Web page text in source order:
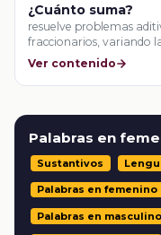
¿Cuánto suma?
resuelve problemas
fraccionarios, variando
Ver contenido
Palabras en
Sustantivos
Palabras en femenino
Palabras en masculino